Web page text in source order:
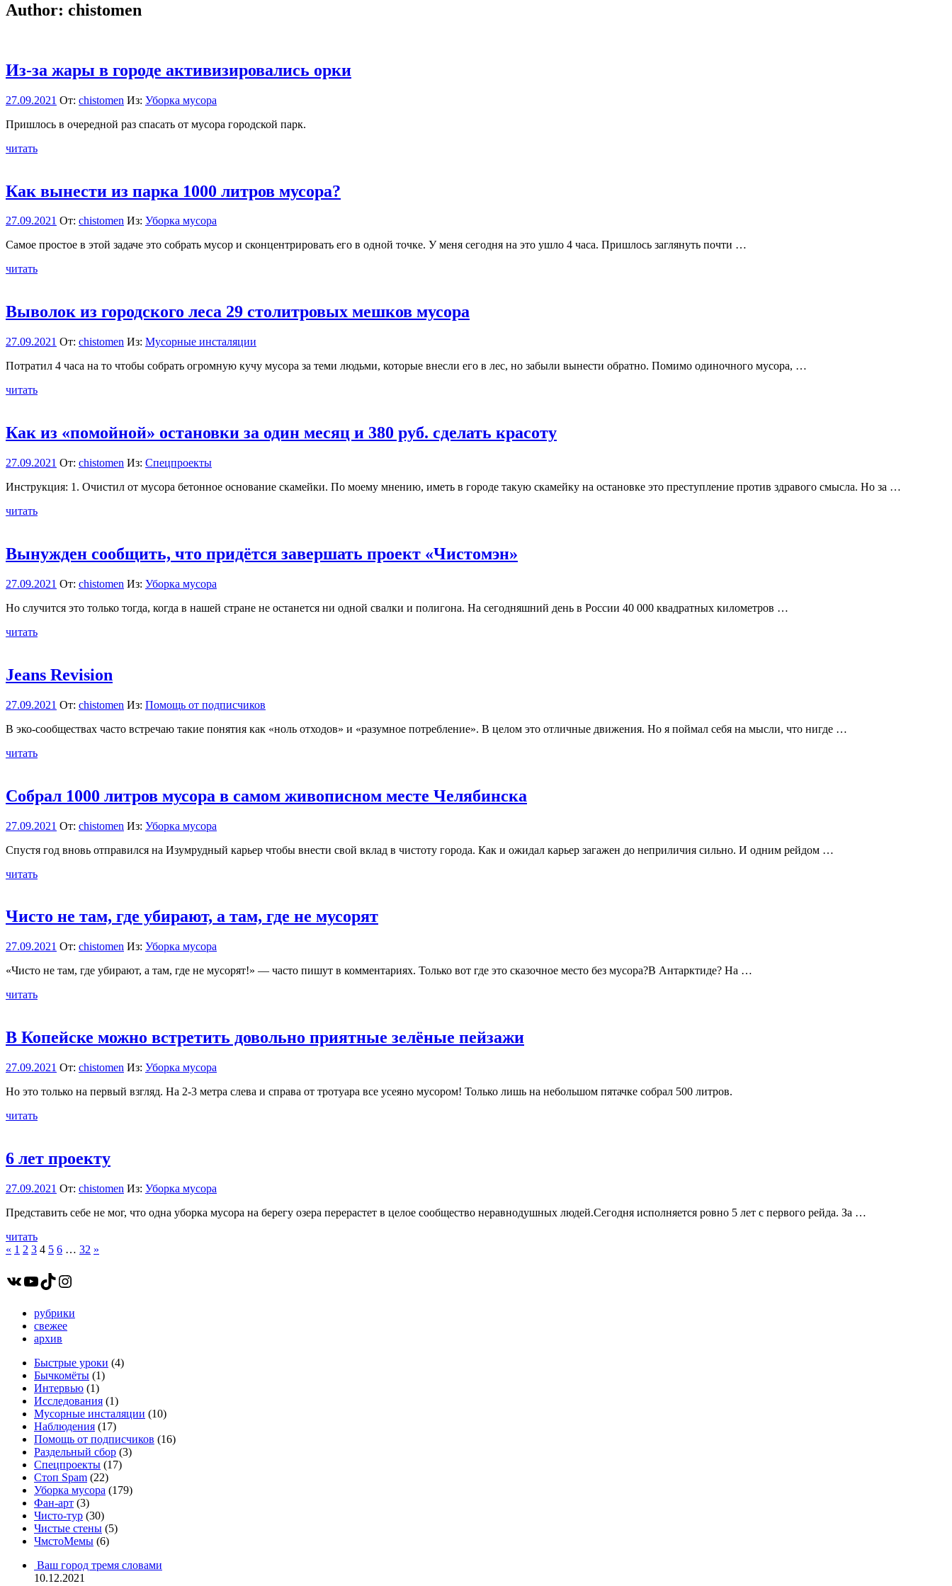
Author: chistomen
Из-за жары в городе активизировались орки
27.09.2021 От: chistomen Из: Уборка мусора
Пришлось в очередной раз спасать от мусора городской парк.
читать
Как вынести из парка 1000 литров мусора?
27.09.2021 От: chistomen Из: Уборка мусора
Самое простое в этой задаче это собрать мусор и сконцентрировать его в одной точке. У меня сегодня на это ушло 4 часа. Пришлось заглянуть почти …
читать
Выволок из городского леса 29 столитровых мешков мусора
27.09.2021 От: chistomen Из: Мусорные инсталяции
Потратил 4 часа на то чтобы собрать огромную кучу мусора за теми людьми, которые внесли его в лес, но забыли вынести обратно. Помимо одиночного мусора, …
читать
Как из «помойной» остановки за один месяц и 380 руб. сделать красоту
27.09.2021 От: chistomen Из: Спецпроекты
Инструкция: 1. Очистил от мусора бетонное основание скамейки. По моему мнению, иметь в городе такую скамейку на остановке это преступление против здравого смысла. Но за …
читать
Вынужден сообщить, что придётся завершать проект «Чистомэн»
27.09.2021 От: chistomen Из: Уборка мусора
Но случится это только тогда, когда в нашей стране не останется ни одной свалки и полигона. На сегодняшний день в России 40 000 квадратных километров …
читать
Jeans Revision
27.09.2021 От: chistomen Из: Помощь от подписчиков
В эко-сообществах часто встречаю такие понятия как «ноль отходов» и «разумное потребление». В целом это отличные движения. Но я поймал себя на мысли, что нигде …
читать
Собрал 1000 литров мусора в самом живописном месте Челябинска
27.09.2021 От: chistomen Из: Уборка мусора
Спустя год вновь отправился на Изумрудный карьер чтобы внести свой вклад в чистоту города. Как и ожидал карьер загажен до неприличия сильно. И одним рейдом …
читать
Чисто не там, где убирают, а там, где не мусорят
27.09.2021 От: chistomen Из: Уборка мусора
«Чисто не там, где убирают, а там, где не мусорят!» — часто пишут в комментариях. Только вот где это сказочное место без мусора?В Антарктиде? На …
читать
В Копейске можно встретить довольно приятные зелёные пейзажи
27.09.2021 От: chistomen Из: Уборка мусора
Но это только на первый взгляд. На 2-3 метра слева и справа от тротуара все усеяно мусором! Только лишь на небольшом пятачке собрал 500 литров.
читать
6 лет проекту
27.09.2021 От: chistomen Из: Уборка мусора
Представить себе не мог, что одна уборка мусора на берегу озера перерастет в целое сообщество неравнодушных людей.Сегодня исполняется ровно 5 лет с первого рейда. За …
читать
Пагинация
записей
« Пред.
1 2 3 4 5 6 … 32 След.
»
ВКонтакте
YouTube
TikTokInstagram
рубрики
свежее
архив
Быстрые уроки (4)
Бычкомёты (1)
Интервью (1)
Исследования (1)
Мусорные инсталяции (10)
Наблюдения (17)
Помощь от подписчиков (16)
Раздельный сбор (3)
Спецпроекты (17)
Стоп Spam (22)
Уборка мусора (179)
Фан-арт (3)
Чисто-тур (30)
Чистые стены (5)
ЧмстоМемы (6)
Ваш город тремя словами
10.12.2021